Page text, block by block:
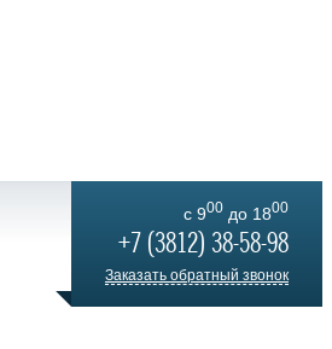
c 900 до 1800
+7 (3812) 38-58-98
Заказать обратный звонок